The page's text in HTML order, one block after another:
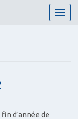
T
o
d’année de